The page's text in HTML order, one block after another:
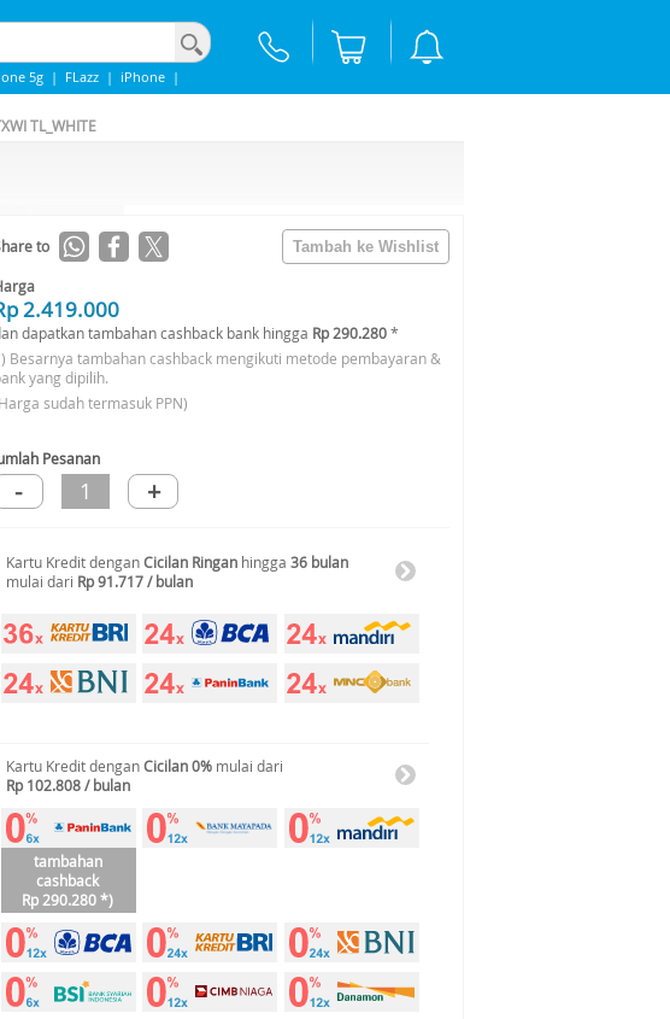
5g | FLazz | iPhone |
TL_WHITE
to
2.419.000
dapatkan tambahan cashback bank hingga Rp 290.280*
Besarnya tambahan cashback mengikuti metode pembayaran &
yang dipilih.
sudah termasuk PPN)
Pesanan
- 1 +
Kartu Kredit denganCicilan Ringan hingga 36 bulan
mulai dari Rp 91.717 / bulan
Kartu Kredit denganCicilan 0% mulai dari
Rp 102.808 / bulan
tambahan
cashback
Rp 290.280 *)